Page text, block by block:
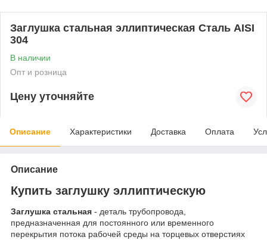
Заглушка стальная эллиптическая Сталь AISI
304
В наличии
Опт и розница
Цену уточняйте
Описание Характеристики Доставка Оплата
Описание
Купить заглушку эллиптическую
Заглушка стальная - деталь трубопровода,
предназначенная для постоянного или временного
перекрытия потока рабочей среды на торцевых отверстиях